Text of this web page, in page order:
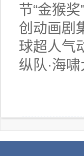
节“金猴
创动画剧
球超人气
纵队·海啸